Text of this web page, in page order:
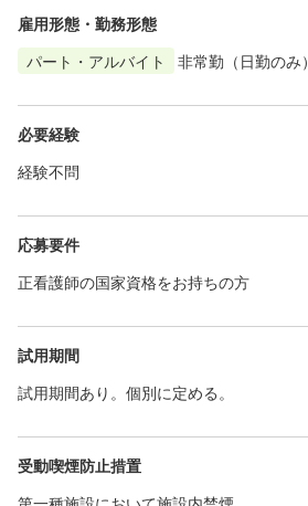
雇用形態・勤務形態
パート・アルバイト
非常勤（日勤のみ）
必要経験
経験不問
応募要件
正看護師の国家資格をお持ちの方
試用期間
試用期間あり。個別に定める。
受動喫煙防止措置